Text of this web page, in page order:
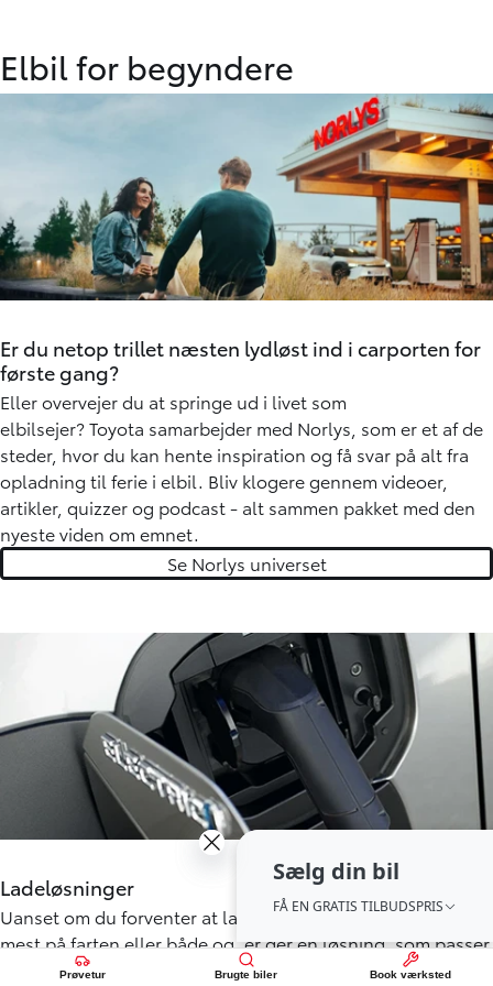
Prøvetur Brugte biler Book værksted
Elbil for begyndere
Er du netop trillet næsten lydløst ind i carporten for
første gang?
Eller overvejer du at springe ud i livet som
elbilsejer? Toyota samarbejder med Norlys, som er et af de
steder, hvor du kan hente inspiration og få svar på alt fra
opladning til ferie i elbil. Bliv klogere gennem videoer,
artikler, quizzer og podcast - alt sammen pakket med den
nyeste viden om emnet.
Se Norlys universet
Ladeløsninger
Uanset om du forventer at lade din elbil mest hjemme,
mest på farten eller både og, er der en løsning, som passer
Sælg din bil
FÅ EN GRATIS TILBUDSPRIS
Sælg din bil
FÅ EN GRATIS TILBUDSPRIS